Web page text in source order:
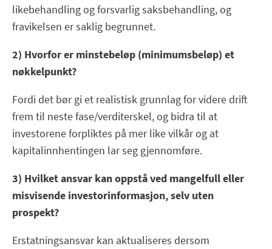
likebehandling og forsvarlig saksbehandling, og
fravikelsen er saklig begrunnet.
2) Hvorfor er minstebeløp (minimumsbeløp) et
nøkkelpunkt?
Fordi det bør gi et realistisk grunnlag for videre drift
frem til neste fase/verditerskel, og bidra til at
investorene forpliktes på mer like vilkår og at
kapitalinnhentingen lar seg gjennomføre.
3) Hvilket ansvar kan oppstå ved mangelfull eller
misvisende investorinformasjon, selv uten
prospekt?
Erstatningsansvar kan aktualiseres dersom